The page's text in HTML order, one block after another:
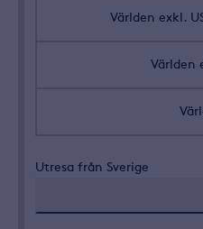
Världen exkl.
Världen
Utresa från Sverige